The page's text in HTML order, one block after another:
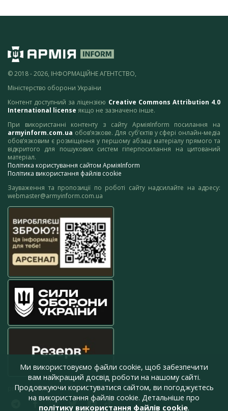
© 2018 - 2026, ІНФОРМАЦІЙНЕ АГЕНТСТВО,
Міністерство оборони України
Контент доступний за ліцензією Creative Commons Attribution 4.0
International license якщо не зазначено інше.
При використанні контенту з сайту АрміяInform посилання на
armyinform.com.ua обов’язкове. Для суб’єктів у сфері онлайн-медіа
обов’язковим є розміщення у першому абзаці матеріалу прямого та
відкритого для пошукових систем гіперпосилання на цитований
матеріал.
Політика користування сайтом АрміяInform
Політика використання файлів cookie
Зауваження та пропозиції по роботі сайту надсилайте на адресу:
webmaster@armyinform.com.ua
press@armyinform.com.ua
Ми використовуємо файли cookie, щоб забезпечити
вам найкращий досвід роботи на нашому сайті.
Продовжуючи користуватися сайтом, ви погоджуєтесь
на використання файлів cookie. Детальніше про
політику використання файлів cookie.